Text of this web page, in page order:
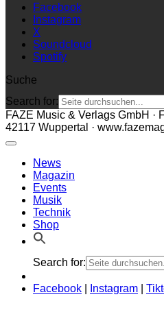
Facebook
Instagram
X
Soundcloud
Spotify
Suche
Search for:
FAZE Music & Verlags GmbH ·
42117 Wuppertal ·
News
Magazin
Events
Musik
Technik
Shop
Search for:
Facebook Instagram